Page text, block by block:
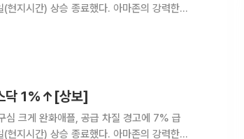
닥 1%↑[상보]
크게 완화애플, 공급 차질 경고에 7% 급